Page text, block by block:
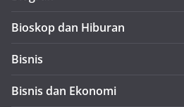
Bioskop dan Hiburan
Bisnis
Bisnis dan Ekonomi